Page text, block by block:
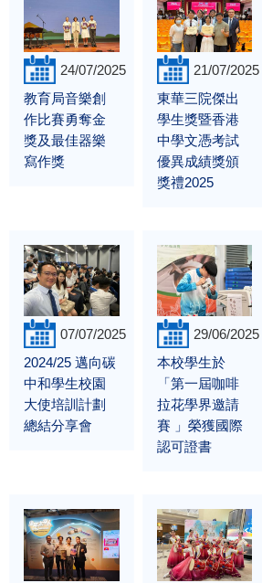
24/07/2025
教育局音樂創
作比賽勇奪金
獎及最佳器樂
寫作獎
21/07/2025
東華三院傑出
學生獎暨香港
中學文憑考試
優異成績獎頒
獎禮2025
07/07/2025
2024/25 邁向碳
中和學生校園
大使培訓計劃
總結分享會
29/06/2025
本校學生於
「第一屆咖啡
拉花學界邀請
賽 」榮獲國際
認可證書